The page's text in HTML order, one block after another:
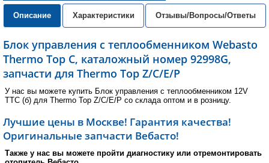
Описание Характеристики Отзывы/Вопросы/Ответы
Блок управления с теплообменником Webasto
Thermo Top С, каталожный номер 92998G,
запчасти для Thermo Top Z/C/E/P
У нас вы можете купить Блок управления с теплообменником 12V
TTC (б) для Thermo Top Z/C/E/P со склада оптом и в розницу.
Лучшие цены в Москве! Гарантия качества!
Оригинальные запчасти Вебасто!
Также у нас вы можете пройти диагностику или отремонтировать